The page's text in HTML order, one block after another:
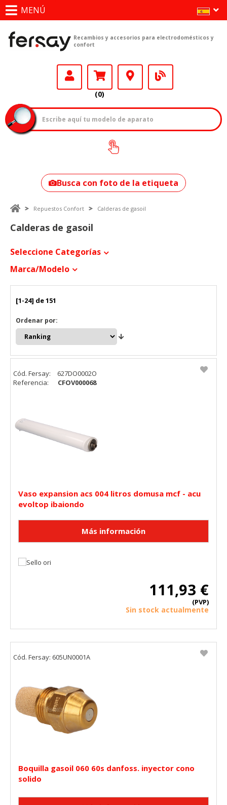
MENÚ
Recambios y accesorios para electrodomésticos y
confort
(0)
¿Cómo encontrar
tu modelo?
Busca con foto de la etiqueta
Repuestos Confort Calderas de gasoil
Calderas de gasoil
Seleccione Categorías
Marca/modelo
[1-24] de 151
Ordenar por:
Vaso expansion acs 004 litros domusa mcf - acu
evoltop ibaiondo
111,93 €
(PVP)
Sin stock actualmente
Cód. Fersay:
627DO0002O
Referencia:
CFOV000068
Boquilla gasoil 060 60s danfoss. inyector cono
solido
Cód. Fersay: 605UN0001A